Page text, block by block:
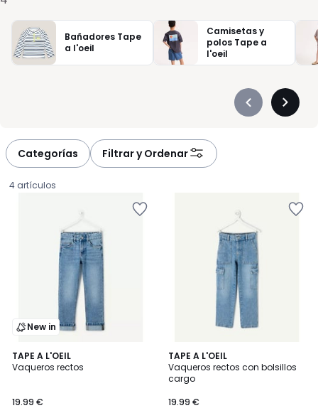
Bañadores Tape
a l'oeil
Camisetas y
polos Tape a
l'oeil
Précédent
Categorías Filtrar y Ordenar
4 artículos
New in
TAPE A L'OEIL
Vaqueros rectos
€.
19.99 €
TAPE A L'OEIL
Vaqueros rectos con bolsillos
cargo
19.99 €